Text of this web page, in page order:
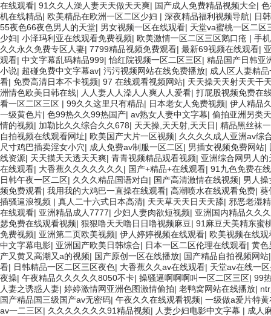
在线观看| 91久久人澡人妻天天做天天爽| 国产成人免费精品视频大全|
机在线精品| 欧美精品在欧洲一区二区少妇 | 深夜精品福利视频导航| 日
55夜色66夜色男人的天堂| 男女视频一区在线观看| 天堂va蜜桃一区二区
少妇| 小泽玛利亚在线观看免费视频| 欧美激情一区二区三区鹅口疮 | 手
久久永久免费专区人妻| 7799精品视频免费观看| 最新69视频在线观看|
观看| 中文字幕乱码精品999|怡红院视频一区二区三区| 精品国产日韩亚
小说| 超碰免费中文字幕av| 污污视频网站在线免费播放| 成人区人妻精
看| 免费高清日本不卡视频| 97 在线观看视频网站| 天天操天天射天天干
洲情色欧美日韩在线| 人人妻人人澡人人爽人人爱看| 打屁股视频免费在
看一区二区三区 | 99久久这里只有精品| 日本老女人免费视频| 伊人精品
一级黄色片| 色99热久久99热国产| av熟女人妻中文字幕| 偷拍亚洲另类
情的视频| 加勒比久久综合久久678| 天天操,天天射,天天日| 精品黑丝袜
自拍视频在线观看网址| 欧美国产大片一区视频| 久久久久成人亚洲av综
尺寸鸡巴插卖淫女小穴| 成人免费av制服一区二区| 男插女视频免费网站|
线资源| 天天摸天天透天天爽| 青青视频精品观看视频| 亚洲综合网男人的
在线观看| 大香蕉久久久久久久久 | 国产+精品+在线观看| 91九色免费在
日韩午夜一区二区| 久久久精品国语对白| 国产高清激情在线视频| 男人操
频免费观看| 我用我的大鸡巴一直操在线观看| 高潮喷水在线观看免费| 葵
插骚逼浪视频 | 真人二十六式日本高清| 天天草天天日天天舔| 邪恶老湿
在线观看| 亚洲精品成人7777| 少妇人妻肉欲短视频| 亚洲国内精品久久
瑟免费在线观看视频| 狠狠噜天天噜日日噜视频麻豆| 91麻豆天美精东蜜
免费视频| 亚洲第二页欧美视频| 伊人婷婷视频在线观看| 欧美视频在线
中文字幕电影| 亚洲国产欧美日韩综合| 日本一区二区伦理在线观看| 黄色
产又黄又高潮又a的视频| 国产原创一区在线播放| 国产精品自拍视频网站
看| 日韩精品一区二区三区夜色| 大香蕉久久av在线观看| 天堂av在线一
夜操| 午夜精品久久久久久8050不卡| 操骚逼啊啊啊叫一区二区三区| 99
人妻之诱惑人妻| 婷婷激情网亚洲色图激情偷拍| 老鸭窝网站在线播放|
国产精品国三级国产av无密码| 午夜久久在线观看视频| 一级做a爱片特
av一二三区| 久久久久久久久91精品视频| 人妻少妇电影中文字幕 | 成人